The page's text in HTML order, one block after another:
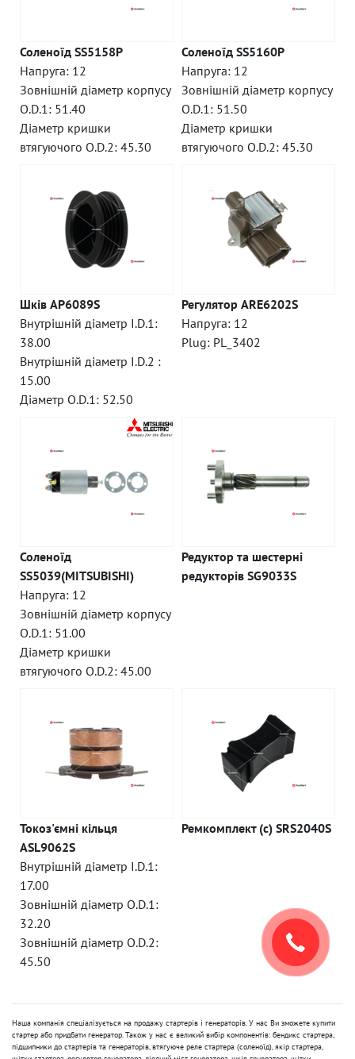
Соленоїд SS5158P
Напруга: 12
Зовнішній діаметр корпусу
O.D.1: 51.40
Діаметр кришки
втягуючого O.D.2: 45.30
Соленоїд SS5160P
Напруга: 12
Зовнішній діаметр корпусу
O.D.1: 51.50
Діаметр кришки
втягуючого O.D.2: 45.30
Шків AP6089S
Внутрішній діаметр I.D.1:
38.00
Внутрішній діаметр I.D.2 :
15.00
Діаметр O.D.1: 52.50
Регулятор ARE6202S
Напруга: 12
Plug: PL_3402
Соленоїд
SS5039(MITSUBISHI)
Напруга: 12
Зовнішній діаметр корпусу
O.D.1: 51.00
Діаметр кришки
втягуючого O.D.2: 45.00
Редуктор та шестерні
редукторів SG9033S
Токоз'ємні кільця
ASL9062S
Внутрішній діаметр I.D.1:
17.00
Зовнішній діаметр O.D.1:
32.20
Зовнішній діаметр O.D.2:
45.50
Ремкомплект (c) SRS2040S
Наша компанія спеціалізується на продажу стартерів і генераторів. У нас Ви зможете купити
стартер або придбати генератор. Також у нас є великий вибір компонентів: бендикс стартера,
підшипники до стартерів та генераторів, втягуюче реле стартера (соленоїд), якір стартера,